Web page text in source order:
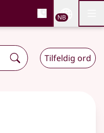
og
NB
Tilfeldig ord